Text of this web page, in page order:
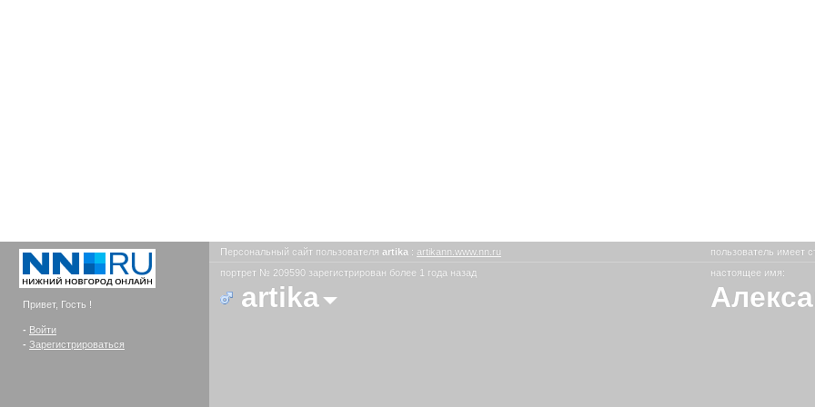
Привет, Гость !
- Войти
- Зарегистрироваться
Персональный сайт пользователя artika : artikann.www.nn.ru пользователь имеет
портрет № 209590 зарегистрирован более 1 года назад
artika
настоящее имя: